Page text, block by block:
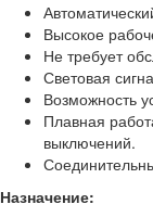
Высокое
Не требует
Световая
Возможность
Плавная
выключений.
Назначение: